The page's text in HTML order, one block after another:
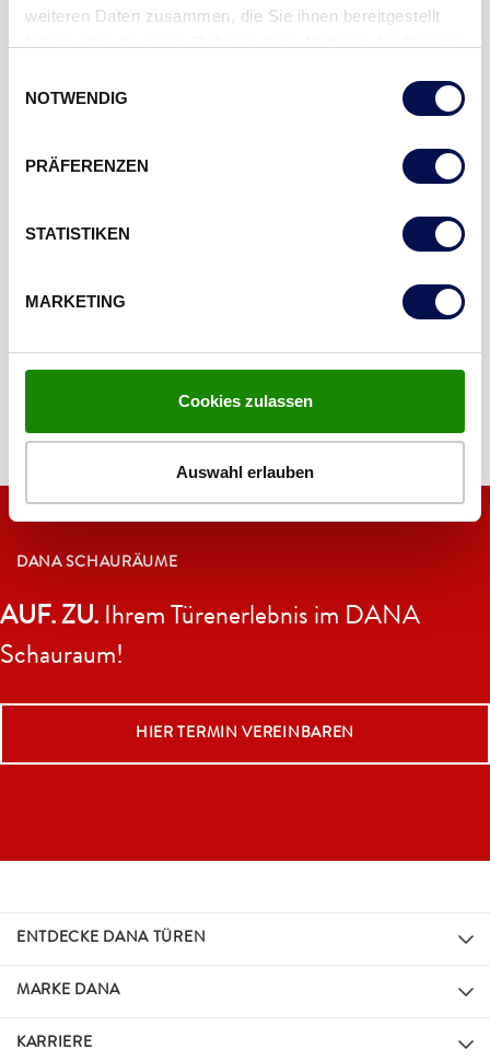
weiteren Daten zusammen, die Sie ihnen bereitgestellt
NOTWENDIG
PRÄFERENZEN
STATISTIKEN
MARKETING
Cookies zulassen
Auswahl erlauben
Zeit für Sie, um Sie ausführlich zu beraten! Am besten
Jetzt DANA Schauraum in Ihrer Nähe finden und
ENTDECKE DANA TÜREN
MARKE DANA
KARRIERE
DANA SCHAURÄUME
AUF. ZU. Ihrem Türenerlebnis im DANA
Schauraum!
HIER TERMIN VEREINBAREN